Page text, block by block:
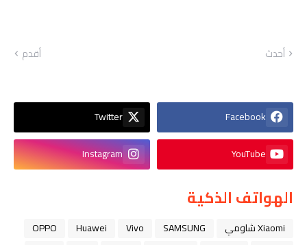
أحدث أقدم
Facebook
Twitter
YouTube
Instagram
الهواتف الذكية
Xiaomi شاومي SAMSUNG
Vivo
Huawei
OPPO